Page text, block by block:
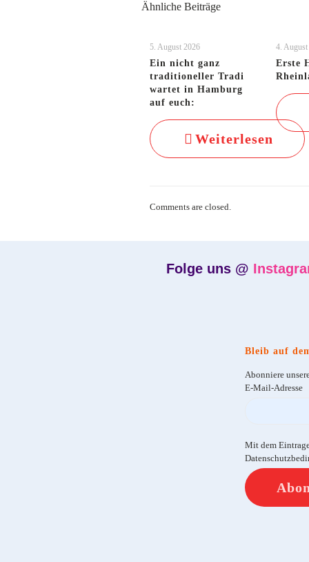
Ähnliche Beiträge
5. August 2026
Ein nicht ganz
traditioneller Tradi
wartet in Hamburg
auf euch:
Weiterlesen
4.
Erste
Comments are closed.
Folge uns @
Bleib auf
Abonniere
E-Mail-Adresse
Mit dem